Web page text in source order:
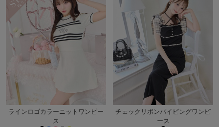
ラインロゴカラーニットワンピー
ス
チェックリボンパイピングワンピ
ース